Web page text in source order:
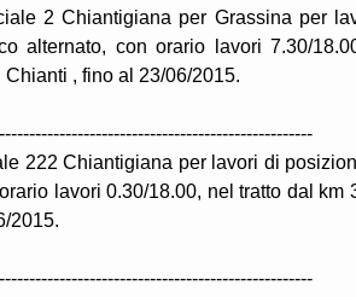
2 Chiantigiana per Grassina per
alternato, con orario lavori 7.30/
, fino al 23/06/2015.
222 Chiantigiana per lavori di
lavori 0.30/18.00, nel tratto dal
2015.